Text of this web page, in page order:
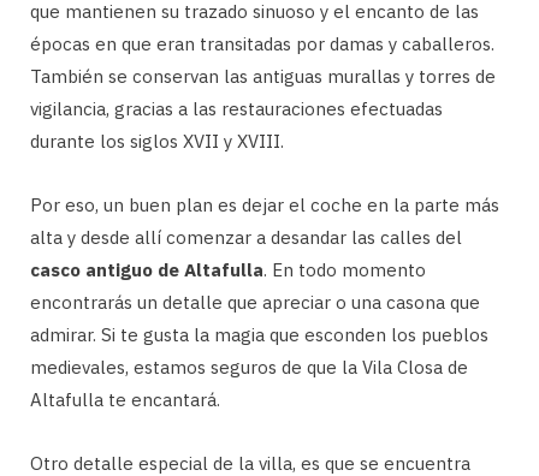
que mantienen su trazado sinuoso y el encanto de las
épocas en que eran transitadas por damas y caballeros.
También se conservan las antiguas murallas y torres de
vigilancia, gracias a las restauraciones efectuadas
durante los siglos XVII y XVIII.
Por eso, un buen plan es dejar el coche en la parte más
alta y desde allí comenzar a desandar las calles del
casco antiguo de Altafulla. En todo momento
encontrarás un detalle que apreciar o una casona que
admirar. Si te gusta la magia que esconden los pueblos
medievales, estamos seguros de que la Vila Closa de
Altafulla te encantará.
Otro detalle especial de la villa, es que se encuentra